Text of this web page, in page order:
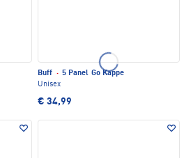
Buff · 5 Panel Go Kappe
Unisex
€ 34,99